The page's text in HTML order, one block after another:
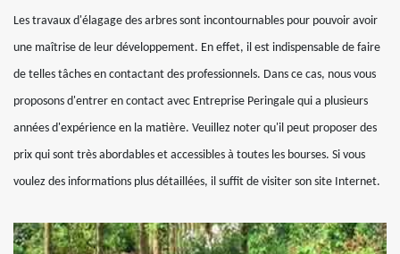
Les travaux d'élagage des arbres sont incontournables pour pouvoir avoir
une maîtrise de leur développement. En effet, il est indispensable de faire
de telles tâches en contactant des professionnels. Dans ce cas, nous vous
proposons d'entrer en contact avec Entreprise Peringale qui a plusieurs
années d'expérience en la matière. Veuillez noter qu'il peut proposer des
prix qui sont très abordables et accessibles à toutes les bourses. Si vous
voulez des informations plus détaillées, il suffit de visiter son site Internet.